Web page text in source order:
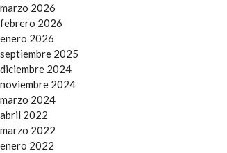
marzo 2026
febrero 2026
enero 2026
septiembre 2025
diciembre 2024
noviembre 2024
marzo 2024
abril 2022
marzo 2022
enero 2022